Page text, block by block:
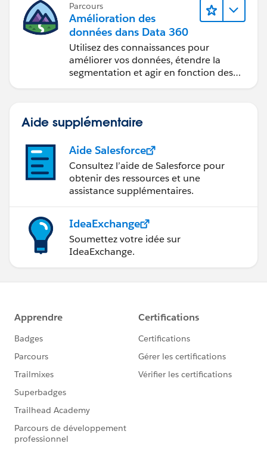
Parcours
Amélioration des
données dans Data 360
Utilisez des connaissances pour
améliorer vos données, étendre la
segmentation et agir en fonction des
données.
Aide supplémentaire
Aide Salesforce
Consultez l’aide de Salesforce pour
obtenir des ressources et une
assistance supplémentaires.
IdeaExchange
Soumettez votre idée sur
IdeaExchange.